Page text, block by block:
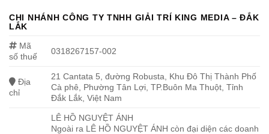
CHI NHÁNH CÔNG TY TNHH GIẢI TRÍ KING MEDIA – ĐẮK
LẮK
Mã
số thuế
0318267157-002
Địa
chỉ
21 Cantata 5, đường Robusta, Khu Đô Thị Thành Phố
Cà phê, Phường Tân Lợi, TP.Buôn Ma Thuột, Tỉnh
Đắk Lắk, Việt Nam
LÊ HỒ NGUYỆT ÁNH
Ngoài ra LÊ HỒ NGUYỆT ÁNH còn đại diện các doanh